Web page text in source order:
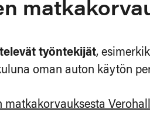
työntekijät,
oman auton käytön
matkakorvauksesta